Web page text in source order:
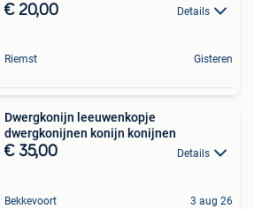
€ 20,00 Details
Riemst Gisteren
Dwergkonijn leeuwenkopje
dwergkonijnen konijn konijnen
€ 35,00 Details
Bekkevoort 3 aug 26